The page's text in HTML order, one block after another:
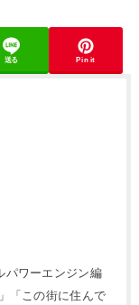
送る Pin it
パワーエンジン編
「この街に住んで